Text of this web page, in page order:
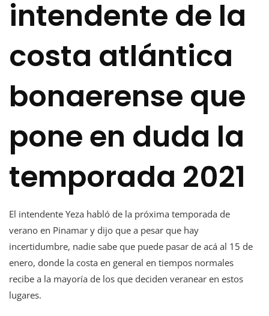
intendente de la
costa atlántica
bonaerense que
pone en duda la
temporada 2021
El intendente Yeza habló de la próxima temporada de
verano en Pinamar y dijo que a pesar que hay
incertidumbre, nadie sabe que puede pasar de acá al 15 de
enero, donde la costa en general en tiempos normales
recibe a la mayoría de los que deciden veranear en estos
lugares.